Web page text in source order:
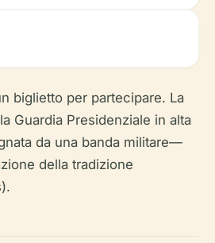
biglietto per partecipare. La
Guardia Presidenziale in alta
da una banda militare—
della tradizione